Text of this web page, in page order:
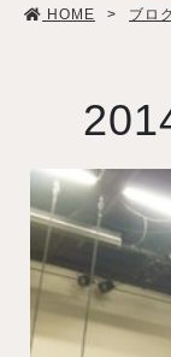
学生生活
就職・デビュー
入試案内
学校情報
HOME > ブロ